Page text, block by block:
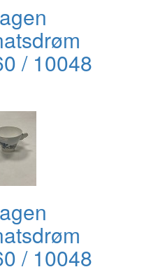
/ 10048
/ 10048